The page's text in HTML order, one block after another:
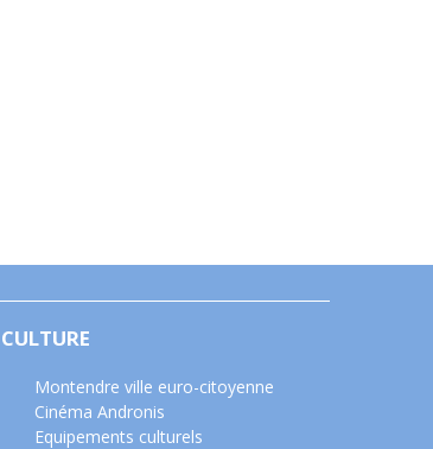
CULTURE
Montendre ville euro-citoyenne
Cinéma Andronis
Equipements culturels